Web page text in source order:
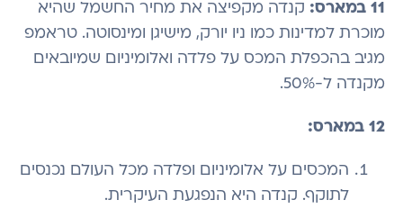
11 במארס:
קנדה מקפיצה את מחיר החשמל שהיא
מוכרת למדינות כמו ניו יורק, מישיגן ומינסוטה. טראמפ
מגיב בהכפלת המכס על פלדה ואלומיניום שמיובאים
מקנדה ל-50%.
12 במארס:
המכסים על אלומיניום ופלדה מכל העולם נכנסים
לתוקף. קנדה היא הנפגעת העיקרית.